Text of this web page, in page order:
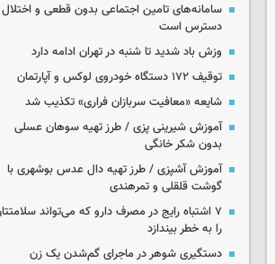
سامانه‌های تامین اجتماعی بدون قطعی و
دسترس است
وزش باد شدید تا شنبه در تهران ادامه دارد
توقیف ۱۷۲ دستگاه خودروی لوکس و آپارتمان
شایعه «معافیت سربازان فراری» تکذیب شد
آموزش شیرینی پزی / طرز تهیه سوهان عسلی
بدون شکر خانگی
آموزش آشپزی / طرز تهیه دال عدس بوشهری با
گوشت قلقلی و تمرهندی
۷ اشتباه رایج در مصرف دارو که می‌تواند
را به خطر بیندازد
دستگیری شوهر در ماجرای گم‌شدن یک زن